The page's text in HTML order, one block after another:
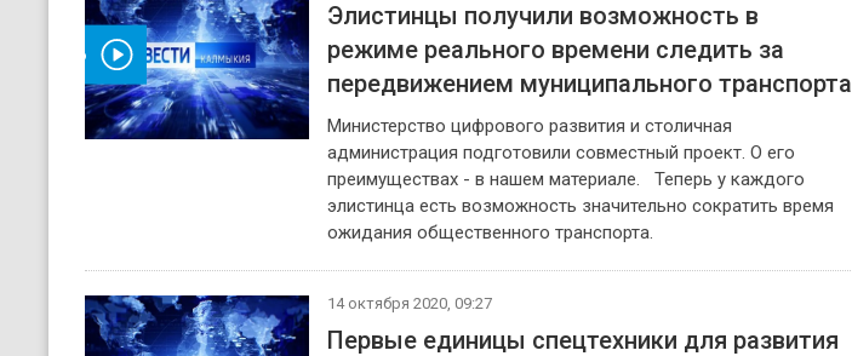
видео
Элистинцы получили возможность в
режиме реального времени следить за
передвижением муниципального транспорта
Министерство цифрового развития и столичная
администрация подготовили совместный проект. О его
преимуществах - в нашем материале. Теперь у каждого
элистинца есть возможность значительно сократить время
ожидания общественного транспорта.
14 октября 2020, 09:27
Первые единицы спецтехники для развития